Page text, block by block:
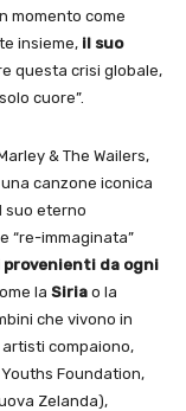
momento come
insieme, il suo
questa crisi globale,
cuore”.
& The Wailers,
canzone iconica
suo eterno
“re-immaginata”
da ogni
la Siria o la
che vivono in
compaiono,
Foundation,
Zelanda),